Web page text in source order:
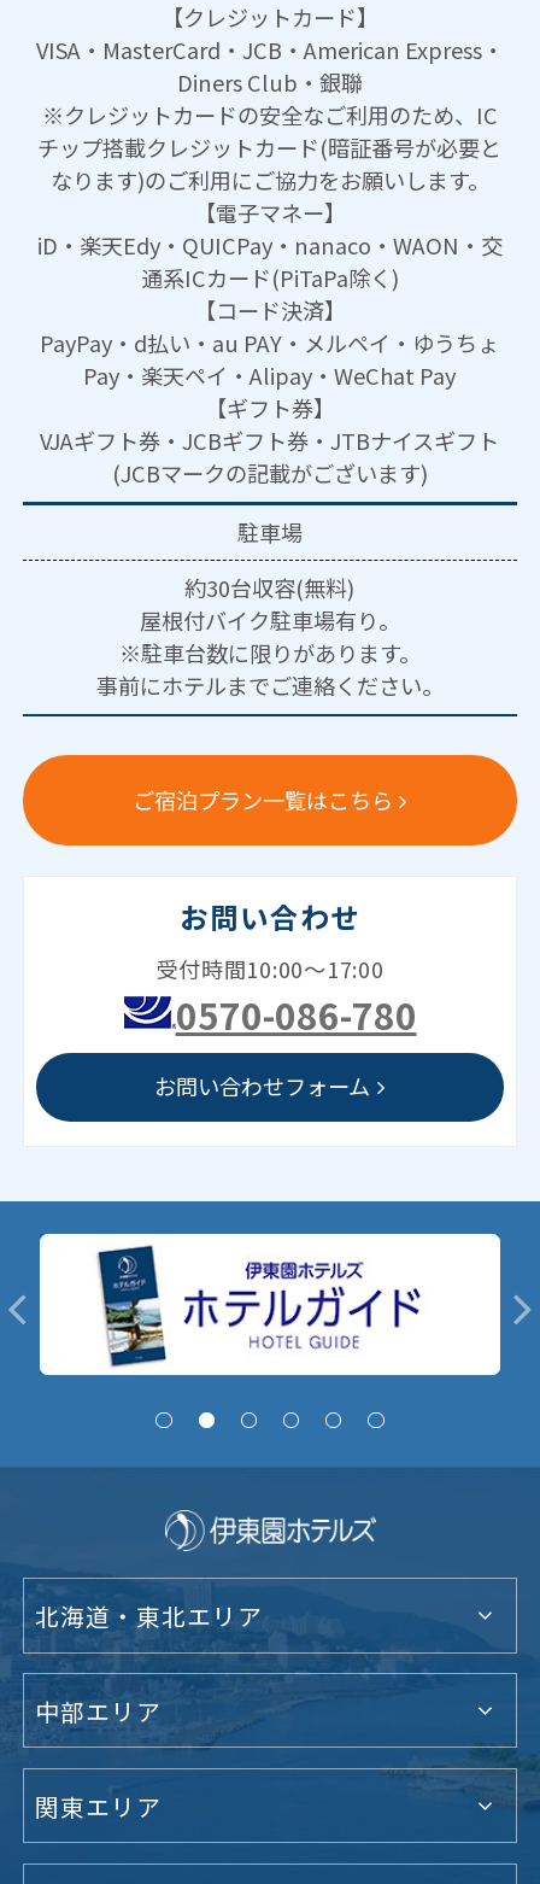
【クレジットカード】
VISA・MasterCard・JCB・American Express・
Diners Club・銀聯
※クレジットカードの安全なご利用のため、IC
チップ搭載クレジットカード(暗証番号が必要と
なります)のご利用にご協力をお願いします。
【電子マネー】
iD・楽天Edy・QUICPay・nanaco・WAON・交
通系ICカード(PiTaPa除く)
【コード決済】
PayPay・d払い・au PAY・メルペイ・ゆうちょ
Pay・楽天ペイ・Alipay・WeChat Pay
【ギフト券】
VJAギフト券・JCBギフト券・JTBナイスギフト
(JCBマークの記載がございます)
駐車場
約30台収容(無料)
屋根付バイク駐車場有り。
※駐車台数に限りがあります。
事前にホテルまでご連絡ください。
ご宿泊プラン一覧はこちら
お問い合わせ
受付時間10:00～17:00
0570-086-780
お問い合わせフォーム
北海道・東北エリア
中部エリア
関東エリア